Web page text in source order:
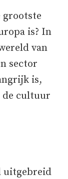
grootste
is? In
van
sector
is,
de cultuur
uitgebreid